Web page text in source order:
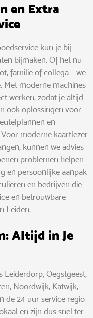
en Extra
kun je bij
bijmaken. Of het nu
familie of collega – we
Met moderne machines
werken, zodat je altijd
ook oplossingen voor
en
moderne kaartlezer
kunnen we advies
problemen helpen
en persoonlijke aanpak
en bedrijven die
en betrouwbare
Leiden.
Altijd in Je
Leiderdorp, Oegstgeest,
Noordwijk, Katwijk,
de 24 uur service regio
en zijn dus snel ter